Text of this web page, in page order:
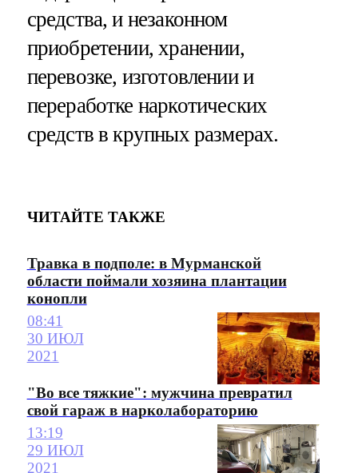
средства, и незаконном
приобретении, хранении,
перевозке, изготовлении и
переработке наркотических
средств в крупных размерах.
ЧИТАЙТЕ ТАКЖЕ
Травка в подполе: в Мурманской
области поймали хозяина плантации
конопли
08:41
30 ИЮЛ
2021
"Во все тяжкие": мужчина превратил
свой гараж в нарколабораторию
13:19
29 ИЮЛ
2021